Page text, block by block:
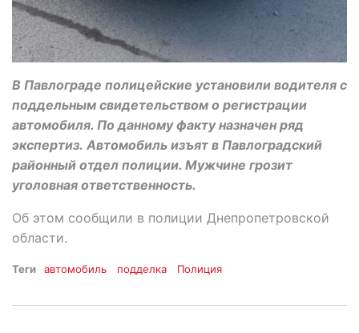
В Павлограде полицейские установили водителя с
поддельным свидетельством о регистрации
автомобиля. По данному факту назначен ряд
экспертиз. Автомобиль изъят в Павлоградский
районный отдел полиции. Мужчине грозит
уголовная ответственность.
Об этом сообщили в полиции Днепропетровской
области.
Теги автомобиль подделка Полиция